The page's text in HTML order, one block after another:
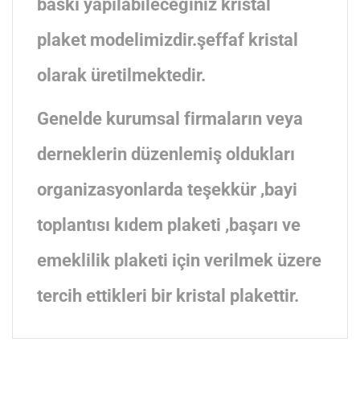
baskı yapılabileceğiniz kristal
plaket modelimizdir.şeffaf kristal
olarak üretilmektedir.
Genelde kurumsal firmaların veya
derneklerin düzenlemiş oldukları
organizasyonlarda teşekkür ,bayi
toplantısı kıdem plaketi ,başarı ve
emeklilik plaketi için verilmek üzere
tercih ettikleri bir kristal plakettir.